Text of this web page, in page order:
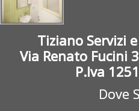
Tiziano Servizi
Via Renato Fucini
P.Iva
Dove